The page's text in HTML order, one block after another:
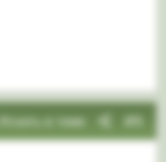
Искать в теме #6